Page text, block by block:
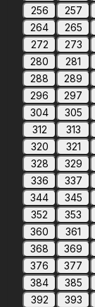
256
257
264
265
272
273
280
281
288
289
296
297
304
305
312
313
320
321
328
329
336
337
344
345
352
353
360
361
368
369
376
377
384
385
392
393